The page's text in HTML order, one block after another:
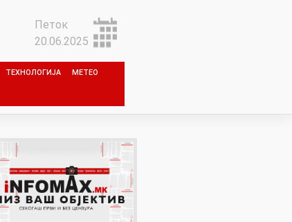
Петок
20.06.2025
ТЕХНОЛОГИЈА МЕТЕО